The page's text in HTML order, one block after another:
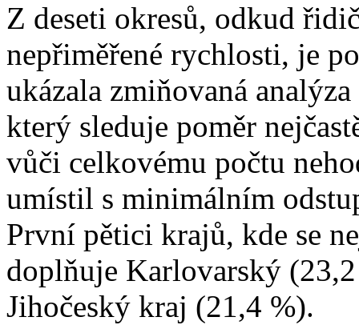
Z deseti okresů, odkud
nepřiměřené rychlosti, je
ukázala zmiňovaná
který sleduje poměr
vůči celkovému počtu
umístil s minimálním
První pětici krajů, kde se
doplňuje Karlovarský
Jihočeský kraj (21,4 %).